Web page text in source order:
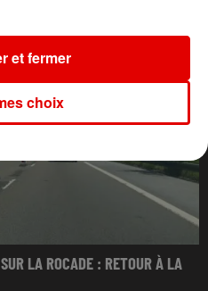
LA ROCADE : RETOUR À LA
choix
et fermer